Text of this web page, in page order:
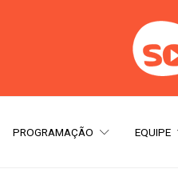
PROGRAMAÇÃO EQUIPE